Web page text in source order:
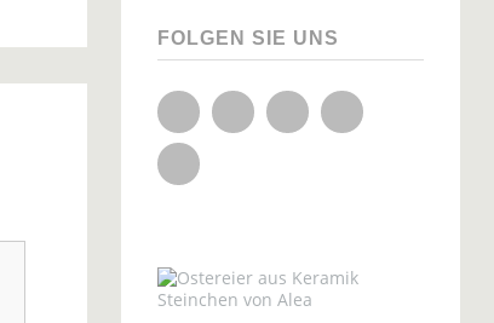
FOLGEN SIE UNS
Facebook
Flickr YouTubePinterest
RSS Feed